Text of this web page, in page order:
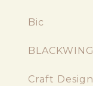
Bic
BLACKWING
Craft Design